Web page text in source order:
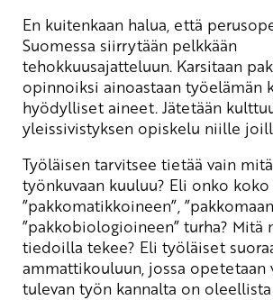
En kuitenkaan halua, että
Suomessa siirrytään pelkkään
tehokkuusajatteluun. Karsitaan
opinnoiksi ainoastaan työelämän
hyödylliset aineet. Jätetään
yleissivistyksen opiskelu niille
Työläisen tarvitsee tietää vain
työnkuvaan kuuluu? Eli onko
”pakkomatikkoineen”,
”pakkobiologioineen” turha? Mitä
tiedoilla tekee? Eli työläiset
ammattikouluun, jossa opetetaan
tulevan työn kannalta on